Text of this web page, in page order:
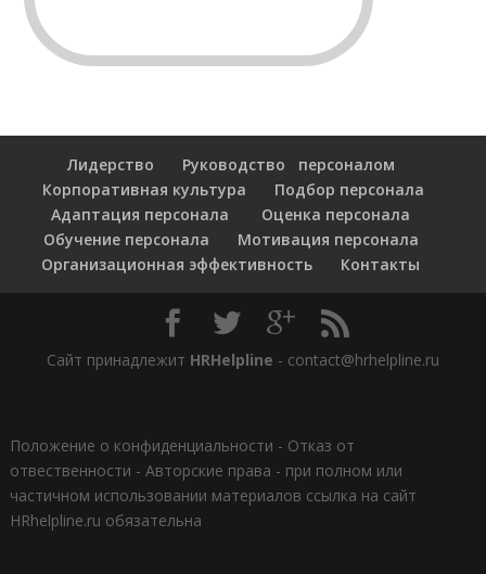
Лидерство
Руководство персоналом
Корпоративная культура
Подбор персонала
Адаптация персонала
Оценка персонала
Обучение персонала
Мотивация персонала
Организационная эффективность
Контакты
Сайт принадлежит HRHelpline - contact@hrhelpline.ru
Положение о конфиденциальности - Отказ от
отвественности - Авторские права - при полном или
частичном использовании материалов ссылка на сайт
HRhelpline.ru обязательна